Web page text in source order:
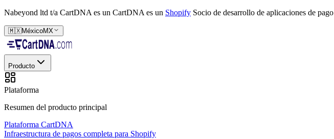
Nabeyond ltd t/a CartDNA es un CartDNA es un Shopify Socio de desarrollo de aplicaciones de pago
🇲🇽MéxicoMX
Producto
Plataforma
Resumen del producto principal
Plataforma CartDNA
Infraestructura de pagos completa para Shopify